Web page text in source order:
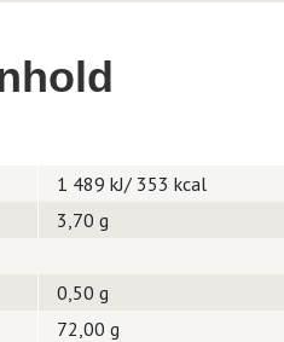
1 489 kJ/ 353 kcal
3,70 g
0,50 g
72,00 g